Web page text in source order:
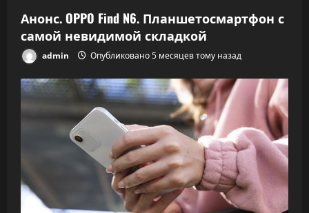
Анонс. OPPO Find N6. Планшетосмартфон с
самой невидимой складкой
admin Опубликовано 5 месяцев тому назад